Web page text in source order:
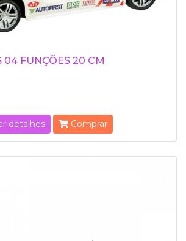
04 FUNÇÕES 20 CM
detalhes Comprar